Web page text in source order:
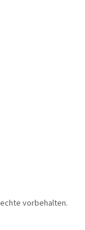
vorbehalten.